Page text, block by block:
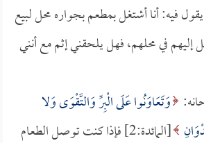
فيه: أنا أشتغل بمطعم بجواره محل لبيع
إليهم في محلهم، فهل يلحقني إثم مع أنني
وَتَعَاوَنُوا عَلَى الْبِرِّ وَالتَّقْوَى وَلا
[المائدة:2] فإذا كنت توصل الطعام